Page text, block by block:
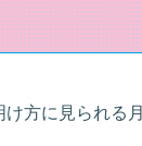
方に見られる月